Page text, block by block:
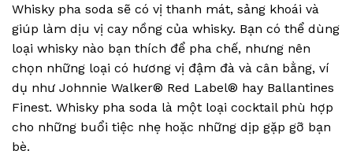
Whisky pha soda sẽ có vị thanh mát, sảng khoái và
giúp làm dịu vị cay nồng của whisky. Bạn có thể dùng
loại whisky nào bạn thích để pha chế, nhưng nên
chọn những loại có hương vị đậm đà và cân bằng, ví
dụ như Johnnie Walker® Red Label® hay Ballantines
Finest. Whisky pha soda là một loại cocktail phù hợp
cho những buổi tiệc nhẹ hoặc những dịp gặp gỡ bạn
bè.